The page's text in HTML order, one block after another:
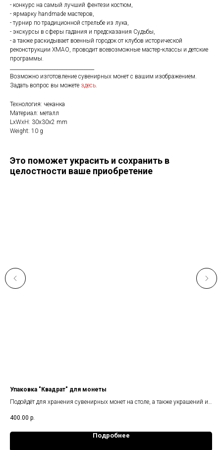
- конкурс на самый лучший фентези костюм,
- ярмарку handmade мастеров,
- турнир по традиционной стрельбе из лука,
- экскурсы в сферы гадания и предсказания Судьбы,
- а также раскидывает военный городок от клубов исторической
реконструкции ХМАО, проводит всевозможные мастер-классы и детские
программы.
Возможно изготовление сувенирных монет с вашим изображением.
Задать вопрос вы можете здесь
Технология: чеканка
Материал: металл
LxWxH: 30x30x2 mm
Weight: 10 g
Это поможет украсить и сохранить в
целостности ваше приобретение
Упаковка "Квадрат" для монеты
Подойдёт для хранения сувенирных монет на столе, а также украшений и
400.00 р.
Подробнее